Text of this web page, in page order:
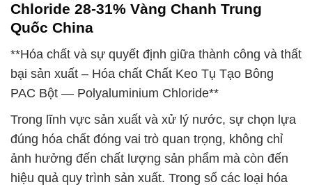
Chloride 28-31% Vàng Chanh Trung
Quốc China
**Hóa chất và sự quyết định giữa thành công và thất
bại sản xuất – Hóa chất Chất Keo Tụ Tạo Bông
PAC Bột — Polyaluminium Chloride**
Trong lĩnh vực sản xuất và xử lý nước, sự chọn lựa
đúng hóa chất đóng vai trò quan trọng, không chỉ
ảnh hưởng đến chất lượng sản phẩm mà còn đến
hiệu quả quy trình sản xuất. Trong số các loại hóa